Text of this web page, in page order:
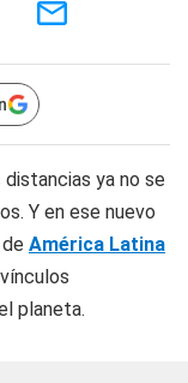
ya no se
Y en ese nuevo
América Latina
planeta.